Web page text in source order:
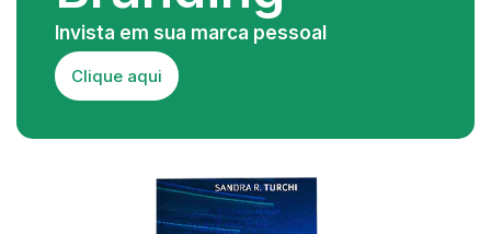
Invista em sua marca pessoal
Clique aqui